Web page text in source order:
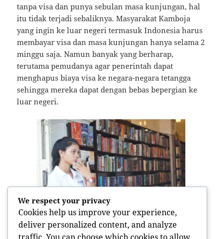
tanpa visa dan punya sebulan masa kunjungan, hal
itu tidak terjadi sebaliknya. Masyarakat Kamboja
yang ingin ke luar negeri termasuk Indonesia harus
membayar visa dan masa kunjungan hanya selama 2
minggu saja. Namun banyak yang berharap,
terutama pemudanya agar penerintah dapat
menghapus biaya visa ke negara-negara tetangga
sehingga mereka dapat dengan bebas bepergian ke
luar negeri.
Apabila punya kesempatan ke Kamboja,
We respect your privacy
Cookies help us improve your experience,
deliver personalized content, and analyze